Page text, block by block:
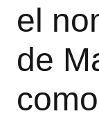
el
de